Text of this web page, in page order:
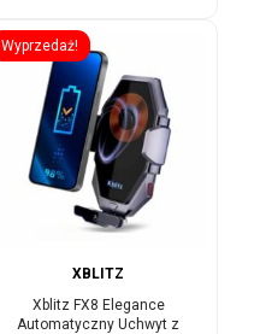
Wyprzedaż!
XBLITZ
Xblitz FX8 Elegance
Automatyczny Uchwyt z